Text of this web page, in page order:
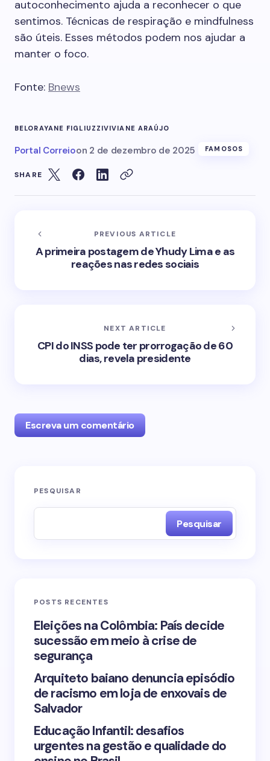
autoconhecimento ajuda a reconhecer o que
sentimos. Técnicas de respiração e mindfulness
são úteis. Esses métodos podem nos ajudar a
manter o foco.
Fonte: Bnews
BELORAYANE FIGLIUZZIVIVIANE ARAÚJO
Portal Correioon 2 de dezembro de 2025 FAMOSOS
SHARE
PREVIOUS ARTICLE
A primeira postagem de Yhudy Lima e as
reações nas redes sociais
NEXT ARTICLE
CPI do INSS pode ter prorrogação de 60
dias, revela presidente
Escreva um comentário
O seu endereço de e-mail não será publicado.
Your Comment *
Save my name and email in this browser for the
Submit Comment
PESQUISAR
Pesquisar
POSTS RECENTES
Eleições na Colômbia: País decide
sucessão em meio à crise de
segurança
Arquiteto baiano denuncia episódio
de racismo em loja de enxovais de
Salvador
Educação Infantil: desafios
urgentes na gestão e qualidade do